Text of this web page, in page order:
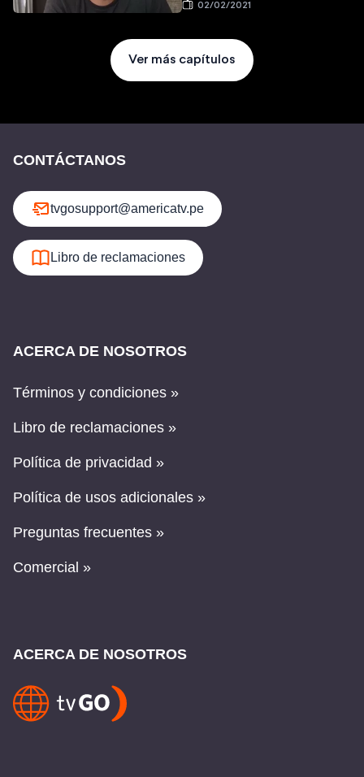
02/02/2021
Ver más capítulos
CONTÁCTANOS
tvgosupport@americatv.pe
Libro de reclamaciones
ACERCA DE NOSOTROS
Términos y condiciones »
Libro de reclamaciones »
Política de privacidad »
Política de usos adicionales »
Preguntas frecuentes »
Comercial »
ACERCA DE NOSOTROS